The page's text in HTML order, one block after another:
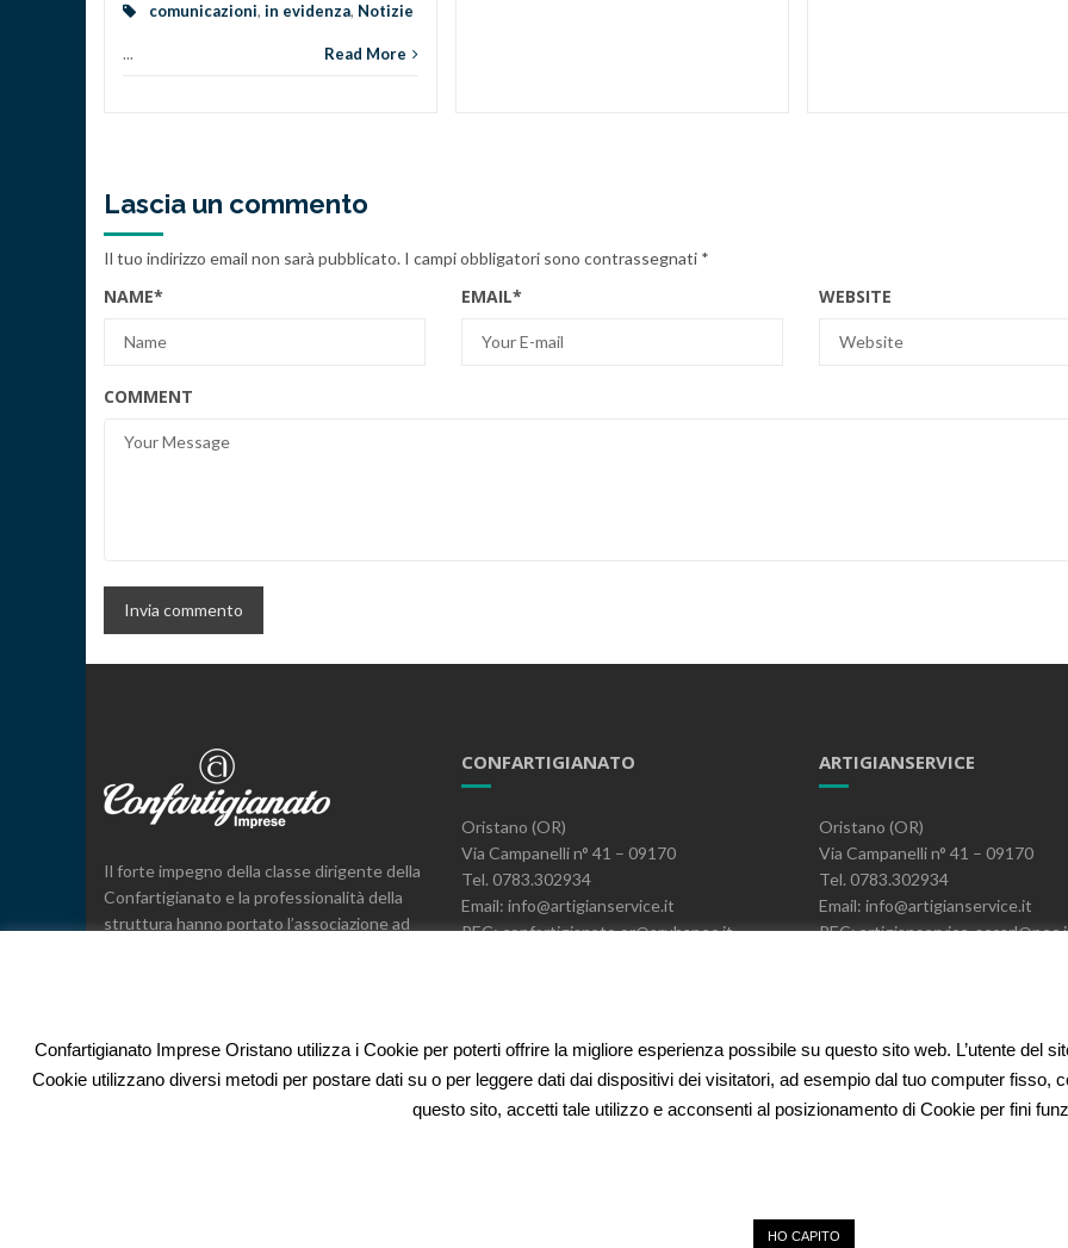
comunicazioni, in evidenza, Notizie
... Read More
Lascia un commento
Il tuo indirizzo email non sarà pubblicato. I campi obbligatori sono contrassegnati *
NAME* EMAIL* WEBSITE
COMMENT
Il forte impegno della classe dirigente della
Confartigianato e la professionalità della
struttura hanno portato l’associazione ad
CONFARTIGIANATO
Oristano (OR)
Via Campanelli n° 41 – 09170
Tel. 0783.302934
Email: info@artigianservice.it
PEC: confartigianato.or@arubapec.it
ARTIGIANSERVICE
Oristano (OR)
Via Campanelli n° 41 – 09170
Tel. 0783.302934
Email: info@artigianservice.it
PEC: artigianservice-
Confartigianato Imprese Oristano utilizza i Cookie per poterti offrire la migliore esperienza possibile su questo sito web. L’utente del
Cookie utilizzano diversi metodi per postare dati su o per leggere dati dai dispositivi dei visitatori, ad esempio dal tuo computer fisso,
questo sito, accetti tale utilizzo e acconsenti al posizionamento di Cookie per fini
HO CAPITO